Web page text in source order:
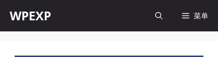
内
WPEXP 菜单